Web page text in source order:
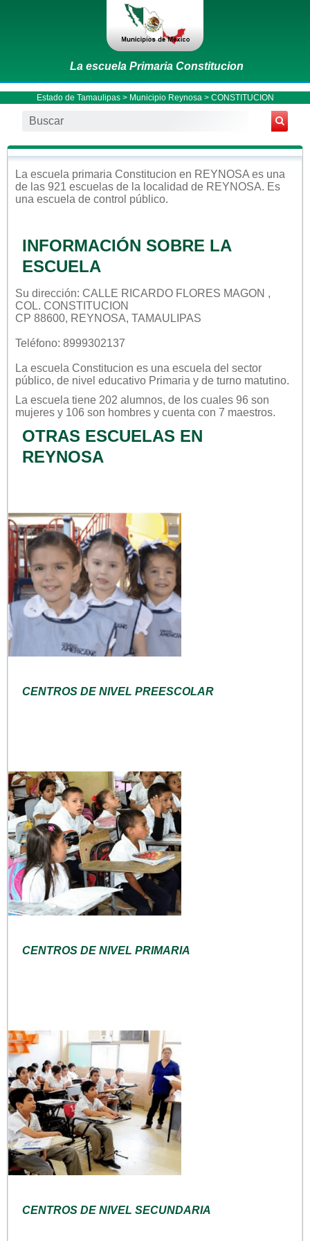
La escuela Primaria Constitucion
Estado de Tamaulipas> Municipio Reynosa > CONSTITUCION
La escuela primaria Constitucion en REYNOSA es una
de las 921 escuelas de la localidad de REYNOSA. Es
una escuela de control público.
INFORMACIÓN SOBRE LA
ESCUELA
Su dirección: CALLE RICARDO FLORES MAGON ,
COL. CONSTITUCION
CP 88600, REYNOSA, TAMAULIPAS
Teléfono: 8999302137
La escuela Constitucion es una escuela del sector
público, de nivel educativo Primaria y de turno matutino.
La escuela tiene 202 alumnos, de los cuales 96 son
mujeres y 106 son hombres y cuenta con 7 maestros.
OTRAS ESCUELAS EN
REYNOSA
CENTROS DE NIVEL PREESCOLAR
CENTROS DE NIVEL PRIMARIA
CENTROS DE NIVEL SECUNDARIA